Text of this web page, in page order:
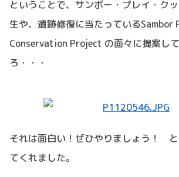
ということで、サンボー・プレイ・ク
生や、遺跡修復に当たっているSambor
Conservation Project の面々に提案し
ろ・・・
それは面白い！ぜひやりましょう！
てくれました。